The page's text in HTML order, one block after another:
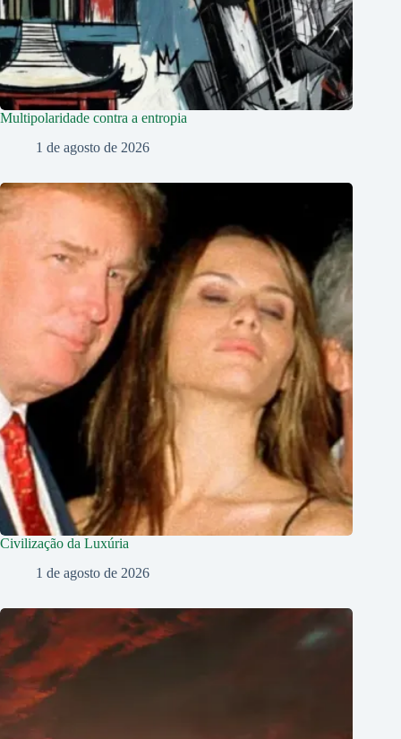
Multipolaridade contra a entropia
1 de agosto de 2026
Civilização da Luxúria
1 de agosto de 2026